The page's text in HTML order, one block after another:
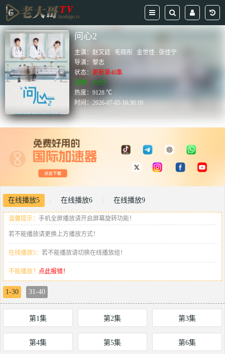
问心2
主演：赵又廷 毛晓彤 金世佳
张佳宁
导演：黎志
状态： 更新第40集
豆瓣：0.0分
热度：9128 ℃
时间：2026-07-05 16:30:10
在线播放5 在线播放6 在线播放9
温馨提示： 手机全屏播放请开启屏幕旋转功能！
若不能播放请更换上方播放方式！
在线播放5： 若不能播放请切换在线播放组！
不能播放？ 点此报错！
1-30 31-40
第1集 第2集 第3集
第4集 第5集 第6集